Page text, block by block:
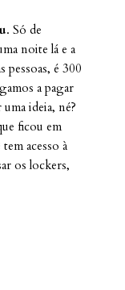
. Só de
noite lá e a
pessoas, é 300
a pagar
ideia, né?
ficou em
acesso à
os lockers,